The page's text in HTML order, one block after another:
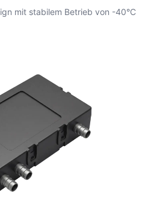
in komplexen
mit stabilem Betrieb von -40°C